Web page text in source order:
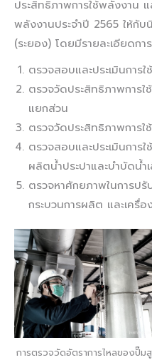
ประสิทธิภาพการใช้พลังงาน
พลังงานประจำปี 2565 ให้กั
(ระยอง) โดยมีรายละเอียดก
ตรวจสอบและประเมินการ
ตรวจวัดประสิทธิภาพการ
แยกส่วน
ตรวจวัดประสิทธิภาพการ
ตรวจสอบและประเมินการ
ผลิตน้ำประปาและบำบัดน้ำ
ตรวจหาศักยภาพในการป
กระบวนการผลิต และเครื่
การตรวจวัดอัตราการไหลของปั๊ม